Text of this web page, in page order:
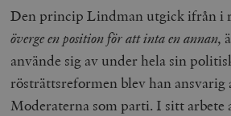
Den princip Lindman utgick ifrån i
överge en position för att inta en annan,
använde sig av under hela sin
rösträttsreformen blev han ansvarig
Moderaterna som parti. I sitt arbete